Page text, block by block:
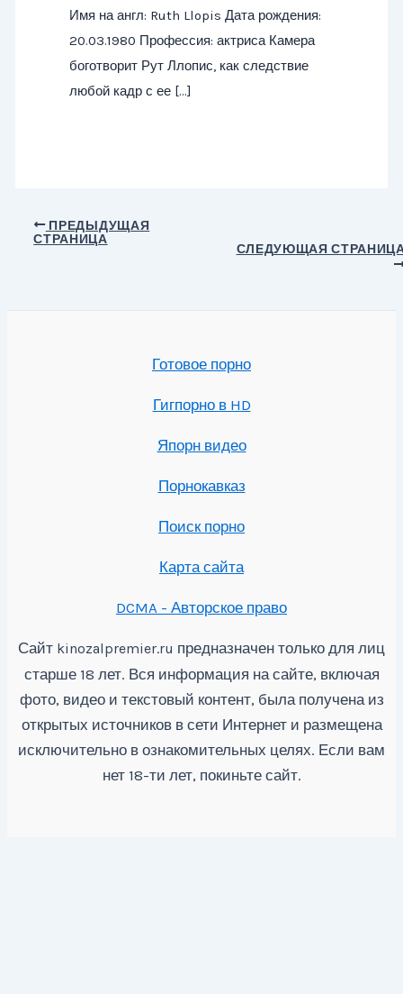
Имя на англ: Ruth Llopis Дата рождения:
20.03.1980 Профессия: актриса Камера
боготворит Рут Ллопис, как следствие
любой кадр с ее […]
Навигация
ПРЕДЫДУЩАЯ
СТРАНИЦА
СЛЕДУЮЩАЯ
Готовое порно
Гигпорно в HD
Япорн видео
Порнокавказ
Поиск порно
Карта сайта
DCMA - Авторское право
Сайт kinozalpremier.ru предназначен только для лиц
старше 18 лет. Вся информация на сайте, включая
фото, видео и текстовый контент, была получена из
открытых источников в сети Интернет и размещена
исключительно в ознакомительных целях. Если вам
нет 18-ти лет, покиньте сайт.